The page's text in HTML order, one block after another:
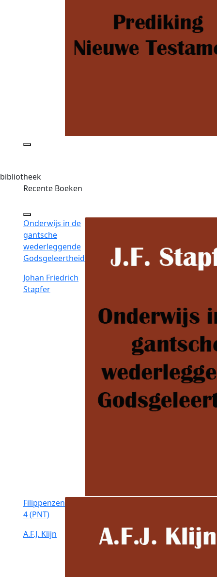
bibliotheek
Recente Boeken
Onderwijs in de
gantsche
wederleggende
Godsgeleertheid
Johan Friedrich
Stapfer
Filippenzen
4 (PNT)
A.F.J. Klijn